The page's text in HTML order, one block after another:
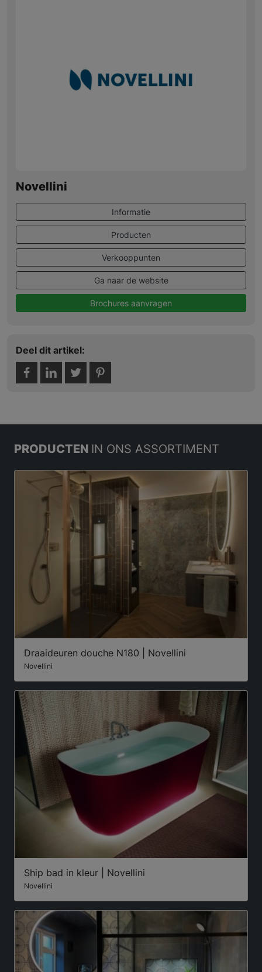
Novellini
Informatie
Producten
Verkooppunten
Ga naar de website
Brochures aanvragen
Deel dit artikel:
PRODUCTEN IN ONS ASSORTIMENT
Draaideuren douche N180 | Novellini
Novellini
Ship bad in kleur | Novellini
Novellini